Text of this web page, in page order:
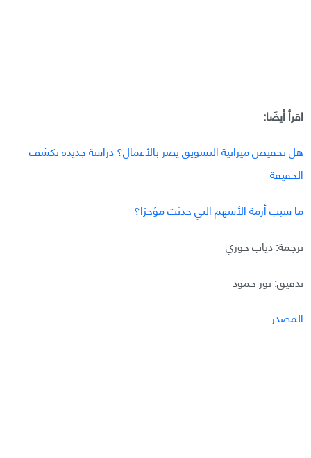
اقرأ أيضًا:
هل تخفيض ميزانية التسويق يضر بالأعمال؟ دراسة جديدة تكشف
الحقيقة
ما سبب أزمة الأسهم التي حدثت مؤخرًا؟
ترجمة: دياب حوري
تدقيق: نور حمود
المصدر